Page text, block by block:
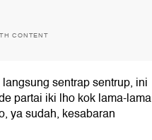
CONTENT
sentrap sentrup, ini
partai iki lho kok lama-lama
ya sudah, kesabaran